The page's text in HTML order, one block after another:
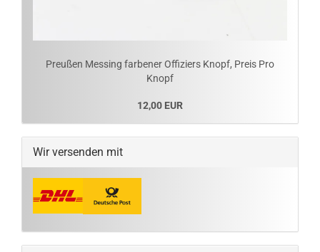
Preußen Messing farbener Offiziers Knopf, Preis Pro
Knopf
12,00 EUR
Wir versenden mit